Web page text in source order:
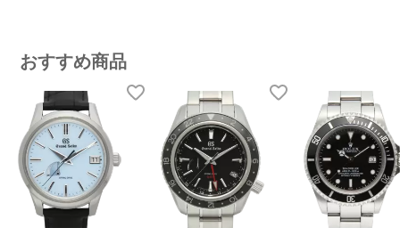
おすすめ商品